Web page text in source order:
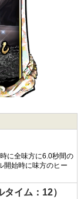
に全味方に6.0秒間の
開始時に味方のヒー
イム：12）